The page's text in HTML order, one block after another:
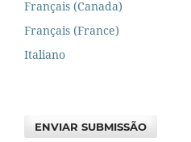
Français (Canada)
Français (France)
Italiano
ENVIAR SUBMISSÃO